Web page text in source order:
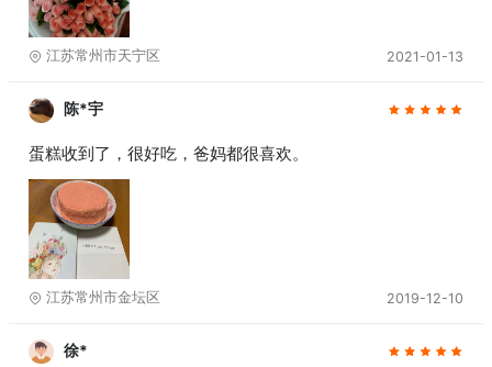
江苏常州市天宁区 2021-01-13
陈*宇
蛋糕收到了，很好吃，爸妈都很喜欢。
江苏常州市金坛区 2019-12-10
徐*